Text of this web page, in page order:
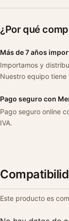
¿Por qué
Más de 7 años
Importamos y
Nuestro equipo
Pago seguro con
Pago seguro online
IVA.
Este producto es